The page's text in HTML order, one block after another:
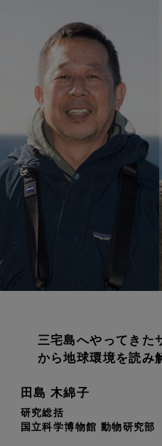
三宅島へやってきた
から地球環境を読み
田島 木綿子
研究総括
国立科学博物館 動物研究部